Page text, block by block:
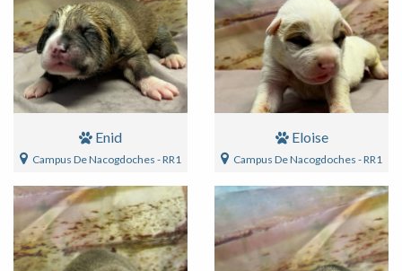
Enid
Campus De Nacogdoches - RR1
Eloise
Campus De Nacogdoches - RR1